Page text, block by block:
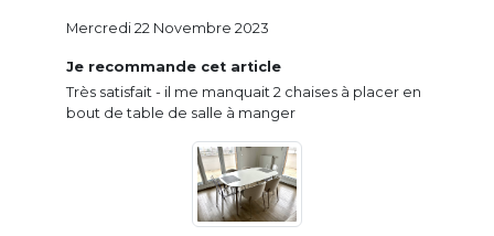
Je recommande cet article
Très satisfait - il me manquait 2 chaises à placer en
bout de table de salle à manger
Mercredi 22 Novembre 2023